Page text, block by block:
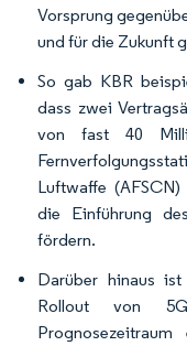
Vorsprung
und für die Zukunft
So gab KBR
dass zwei
von fast 40
Luftwaffe
die Einführung
fördern.
Darüber hinaus
Rollout von